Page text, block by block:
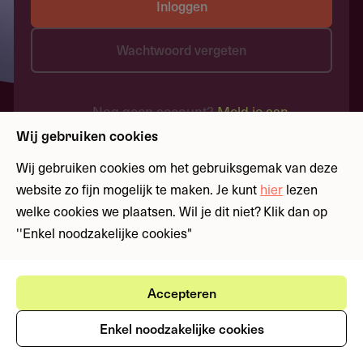
Inloggen
Wachtwoord vergeten
Nog geen account?Meld je aan
Wij gebruiken cookies
Wij gebruiken cookies om het gebruiksgemak van deze
website zo fijn mogelijk te maken. Je kunt hier lezen
welke cookies we plaatsen. Wil je dit niet? Klik dan op
''Enkel noodzakelijke cookies"
Accepteren
Enkel noodzakelijke cookies